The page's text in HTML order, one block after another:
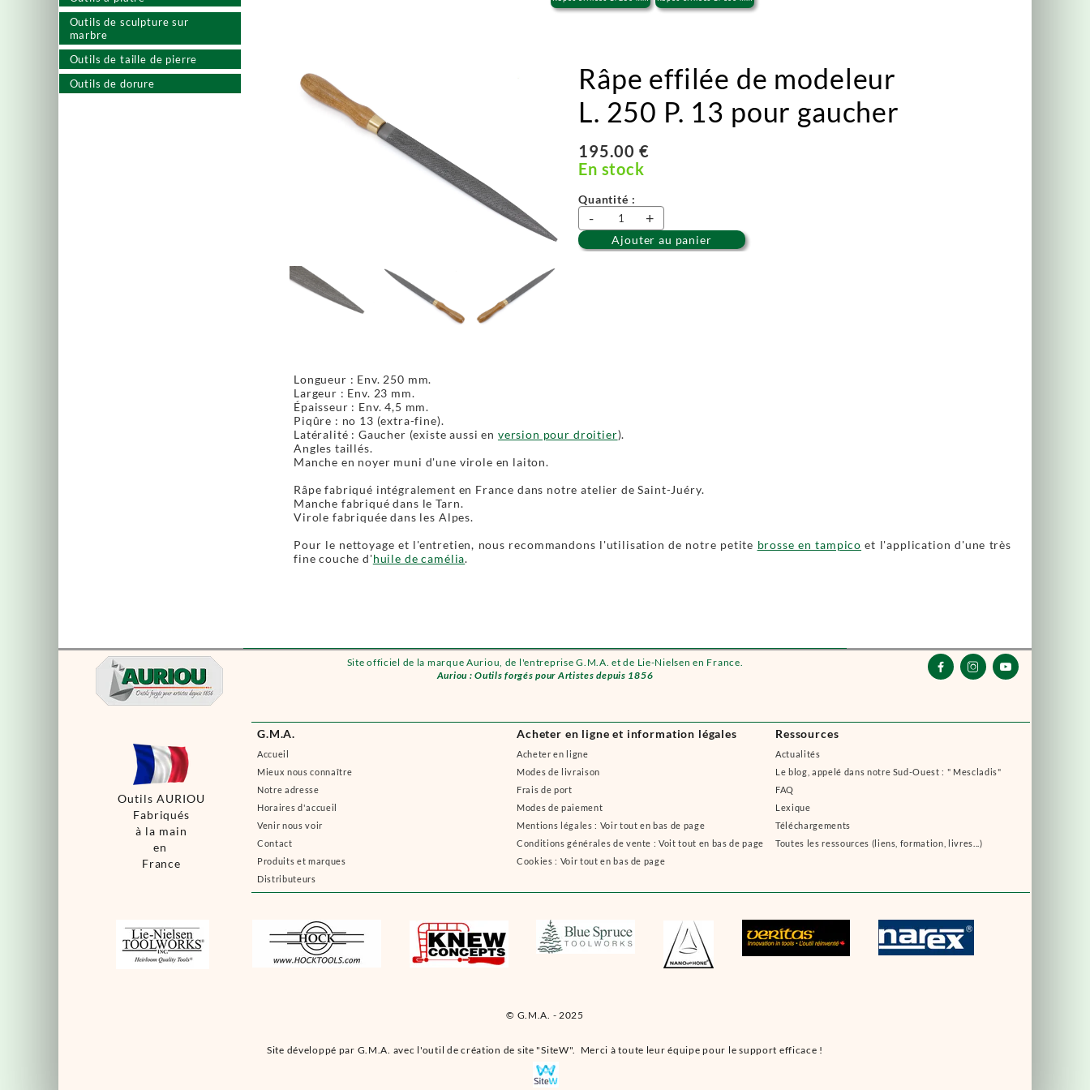
Site officiel de la marque Auriou, de l'entreprise G.M.A. et de Lie-Nielsen en France.
Auriou : Outils forgés pour Artistes depuis 1856
© G.M.A. - 2025
Outils de sculpture sur
marbre
Outils de taille de pierre
Outils de dorure
G.M.A.
Accueil
Mieux nous connaître
Notre adresse
Horaires d'accueil
Venir nous voir
Contact
Produits et marques
Distributeurs
Acheter en ligne et information légales
Acheter en ligne
Modes de livraison
Frais de port
Modes de paiement
Mentions légales : Voir tout en bas de page
Conditions générales de vente : Voit tout en bas de page
Cookies : Voir tout en bas de page
Ressources
Actualités
Le blog, appelé dans notre Sud-Ouest : " Mescladis"
FAQ
Lexique
Téléchargements
Toutes les ressources (liens, formation, livres...)
Site développé par G.M.A. avec l'outil de création de site "SiteW". Merci à toute leur équipe pour le support efficace !
  
Outils AURIOU
Fabriqués
à la main
en
France
Râpe effilée de modeleur
L. 250 P. 13 pour gaucher
195.00 €
En stock
Quantité :
- +
Ajouter au panier
Longueur : Env. 250 mm.
Largeur : Env. 23 mm.
Épaisseur : Env. 4,5 mm.
Piqûre : no 13 (extra-fine).
Latéralité : Gaucher (existe aussi en version pour droitier).
Angles taillés.
Manche en noyer muni d'une virole en laiton.
Râpe fabriqué intégralement en France dans notre atelier de Saint-Juéry.
Manche fabriqué dans le Tarn.
Virole fabriquée dans les Alpes.
Pour le nettoyage et l'entretien, nous recommandons l'utilisation de notre petite brosse en tampico et l'application d'une très
fine couche d'huile de camélia.